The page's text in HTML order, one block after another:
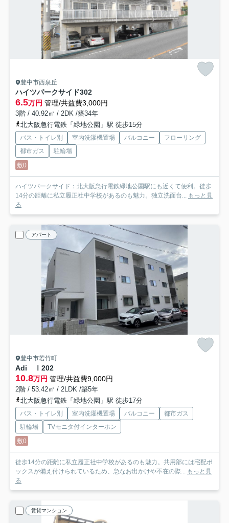
豊中市西泉丘
ハイツパークサイド302
6.5万円 管理/共益費3,000円
3階 / 40.92㎡ / 2DK /築34年
北大阪急行電鉄「緑地公園」駅 徒歩15分
バス・トイレ別 室内洗濯機置場 バルコニー
フローリング
都市ガス
駐輪場
敷0
ハイツパークサイド：北大阪急行電鉄緑地公園駅にも近くて便利。徒歩
14分の距離に私立履正社中学校があるのも魅力。独立洗面台... もっと見
る
アパート
豊中市若竹町
Adi Ⅰ 202
10.8万円 管理/共益費9,000円
2階 / 53.42㎡ / 2LDK /築5年
北大阪急行電鉄「緑地公園」駅 徒歩17分
バス・トイレ別 室内洗濯機置場 バルコニー
都市ガス
駐輪場
TVモニタ付インターホン
敷0
徒歩14分の距離に私立履正社中学校があるのも魅力。共用部には宅配ボ
ックスが備え付けられているため、急なお出かけや不在の際... もっと見
る
賃貸マンション